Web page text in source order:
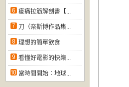
痠痛拉筋解剖書【...
刀（奈斯博作品集...
理想的簡單飲食
看懂好電影的快樂...
當時間開始：地球...